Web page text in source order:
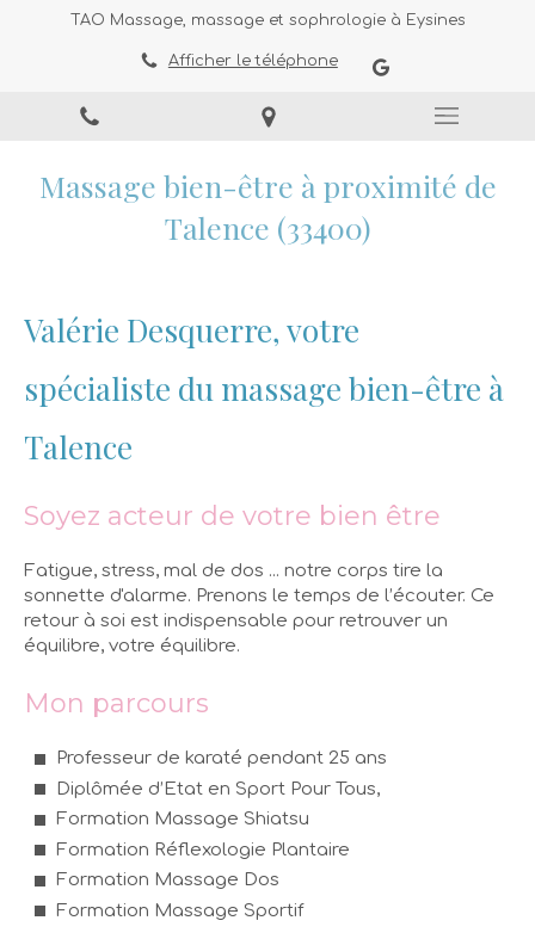
TAO Massage, massage et sophrologie à Eysines
Afficher le téléphone
Massage bien-être à proximité de
Talence (33400)
Valérie Desquerre, votre
spécialiste du massage bien-être à
Talence
Soyez acteur de votre bien être
Fatigue, stress, mal de dos ... notre corps tire la
sonnette d'alarme. Prenons le temps de l’écouter. Ce
retour à soi est indispensable pour retrouver un
équilibre, votre équilibre.
Mon parcours
Professeur de karaté pendant 25 ans
Diplômée d’Etat en Sport Pour Tous,
Formation Massage Shiatsu
Formation Réflexologie Plantaire
Formation Massage Dos
Formation Massage Sportif